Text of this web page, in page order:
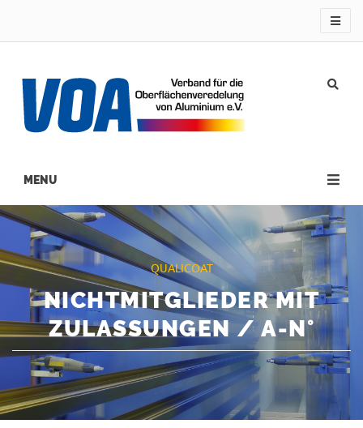
Main
navigation
QUALICOAT
NICHTMITGLIEDER MIT
ZULASSUNGEN / A-N°